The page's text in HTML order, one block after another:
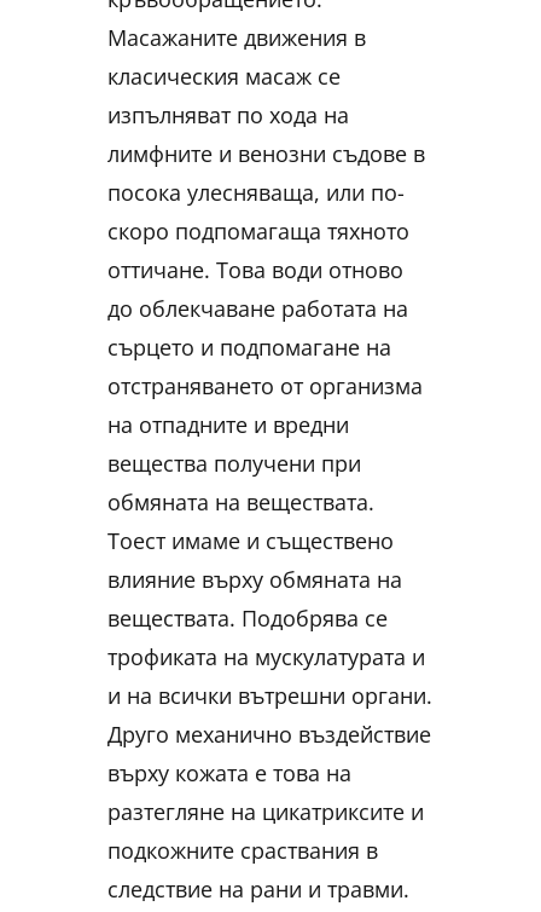
Масажаните движения в
класическия масаж се
изпълняват по хода на
лимфните и венозни съдове в
посока улесняваща, или по-
скоро подпомагаща тяхното
оттичане. Това води отново
до облекчаване работата на
сърцето и подпомагане на
отстраняването от организма
на отпадните и вредни
вещества получени при
обмяната на веществата.
Тоест имаме и съществено
влияние върху обмяната на
веществата. Подобрява се
трофиката на мускулатурата и
и на всички вътрешни органи.
Друго механично въздействие
върху кожата е това на
разтегляне на цикатриксите и
подкожните сраствания в
следствие на рани и травми.